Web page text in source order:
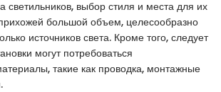
светильников, выбор стиля и места для их
большой объем, целесообразно
источников света. Кроме того, следует
могут потребоваться
такие как проводка, монтажные